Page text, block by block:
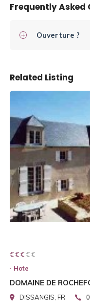
Frequently Asked
Ouverture ?
Related Listing
€ € € € €
€ € €
Hote
DOMAINE DE
DISSANGIS, FR